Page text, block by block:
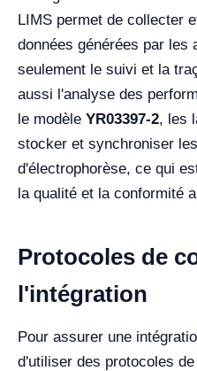
LIMS permet de collecter
données générées par les
seulement le suivi et la
aussi l'analyse des
le modèle YR03397-2, les
stocker et synchroniser
d'électrophorèse, ce qui
la qualité et la conformité
Protocoles de
l'intégration
Pour assurer une
d'utiliser des protocoles